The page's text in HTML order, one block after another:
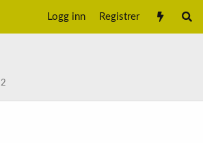
Logg inn Registrer